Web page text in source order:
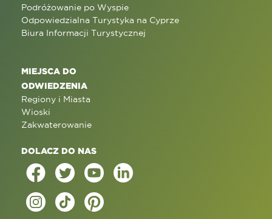
Podróżowanie po Wyspie
Odpowiedzialna Turystyka na Cyprze
Biura Informacji Turystycznej
MIEJSCA DO
ODWIEDZENIA
Regiony i Miasta
Wioski
Zakwaterowanie
DOLACZ DO NAS